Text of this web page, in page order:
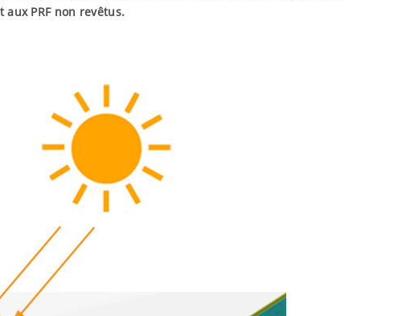
PRF non revêtus.